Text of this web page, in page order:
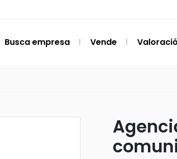
Busca empresa Vende